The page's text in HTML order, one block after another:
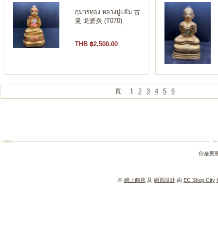
กุมารทอง หลวงปู่แย้ม 古
曼 龙婆炎 (T070)
THB ฿2,500.00
頁: 1 2 3 4 5 6
你是第
本 網上商店 及 網頁設計 由 EC Shop City